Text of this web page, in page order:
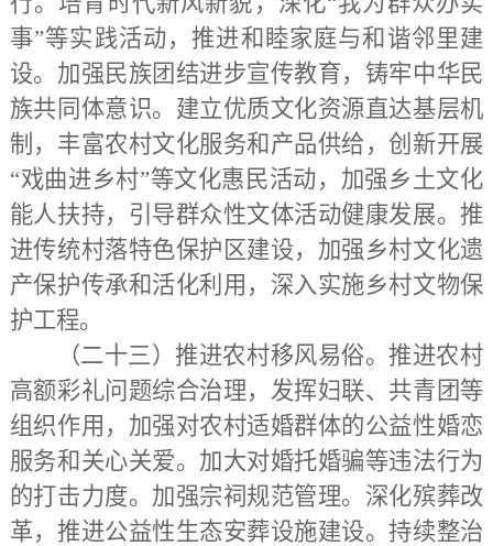
事”等实践活动，推进和睦家庭与和谐邻里建
设。加强民族团结进步宣传教育，铸牢中华民
族共同体意识。建立优质文化资源直达基层机
制，丰富农村文化服务和产品供给，创新开展
“戏曲进乡村”等文化惠民活动，加强乡土文化
能人扶持，引导群众性文体活动健康发展。推
进传统村落特色保护区建设，加强乡村文化遗
产保护传承和活化利用，深入实施乡村文物保
护工程。
（二十三）推进农村移风易俗。推进农村
高额彩礼问题综合治理，发挥妇联、共青团等
组织作用，加强对农村适婚群体的公益性婚恋
服务和关心关爱。加大对婚托婚骗等违法行为
的打击力度。加强宗祠规范管理。深化殡葬改
革，推进公益性生态安葬设施建设。持续整治